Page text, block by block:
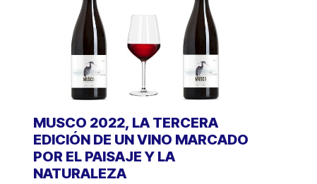
MUSCO 2022, LA TERCERA
EDICIÓN DE UN VINO MARCADO
POR EL PAISAJE Y LA
NATURALEZA